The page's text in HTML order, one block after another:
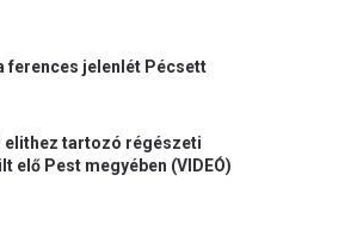
ferences jelenlét Pécsett
tartozó régészeti
elő Pest megyében (VIDEÓ)